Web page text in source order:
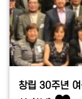
창립 30주년